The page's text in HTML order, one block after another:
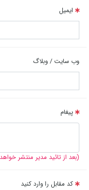
ایمیل
وب سایت / وبلاگ
پیغام
(بعد از تائید مدیر منتشر
کد مقابل را وارد کنید